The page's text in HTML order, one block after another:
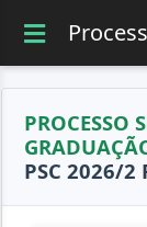
PROCESSO
PSC 2026/2